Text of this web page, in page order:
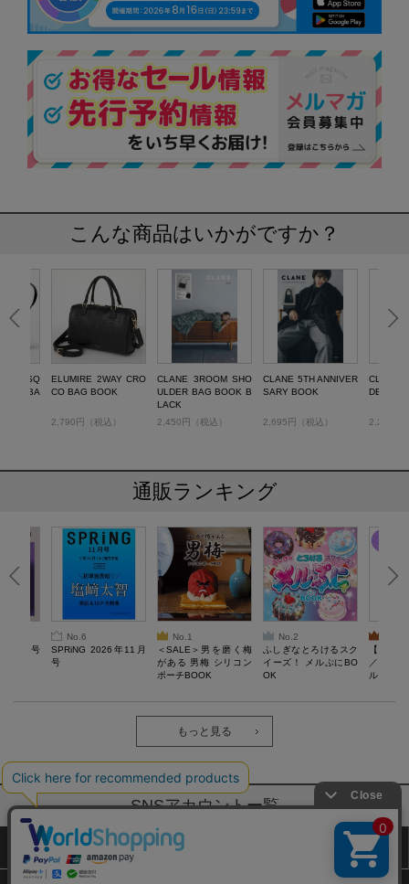
こんな商品はいかがですか？
3層SQ
BA
ELUMIRE 2WAY CRO
CO BAG BOOK
2,790円（税込）
CLANE 3ROOM SHO
ULDER BAG BOOK B
LACK
2,450円（税込）
CLANE 5TH ANNIVER
SARY BOOK
2,695円（税込）
CLANE
DER
2,288円
通販ランキング
10月号
No.6
SPRiNG 2026年11月
号
No.1
＜SALE＞男を磨く梅
がある 男梅 シリコン
ポーチBOOK
No.2
ふしぎなとろけるスク
イーズ！ メルぷにBO
OK
【
／Lサ
ル）【
労回復ウ
もっと見る
SNSアカウントー覧
サイトマップ